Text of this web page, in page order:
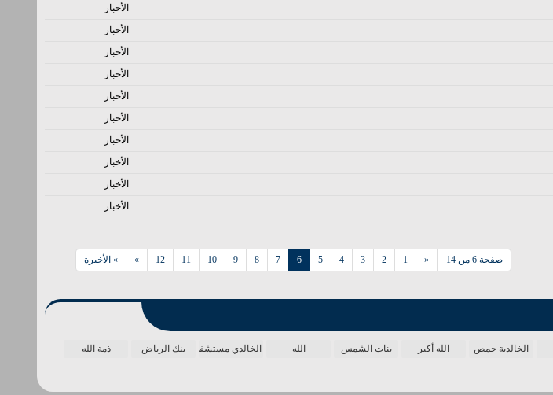
الأخبار
الأخبار
الأخبار
الأخبار
الأخبار
الأخبار
الأخبار
الأخبار
الأخبار
الأخبار
صفحة 6 من 14 «
1
2
3
4
5
6
7
8
9
10
11
12
» » الأخيرة
الخالدية حمص الله أكبر بنات الشمس الله الخالدي مستشفى بنك الرياض
ذمة الله